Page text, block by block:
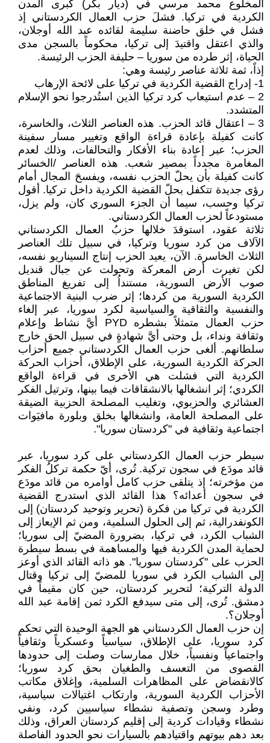
المخلوع محمد مرسي في (ديار بكر) كبرى المدن
الكردية في تركيا. فشلَ حزب العمال الكردستاني إذ
فشل في خلق حاضنة سليمة لقائده عبد الله أوجلان،
والذي اعتقل واقتيدَ إلى تركيا، محكوماً بالسجن مدى
الحياة، إثر طرده من سوريا – حليفة الحزب الرئيسة.
إذاً، ثمة ثلاثة عناصر رئيسة وهي:
1- إدراج القضية الكردية في تركيا على لائحة الإرهاب
2 – عدم استيعاب كرد تركيا الذين استُدرجوا نحو الإسلام
المتشدد.
3 – اعتقال قائد الحزب. هذه العناصر الثلاث، والخاسرة،
كانت كفيلة بإعادة قراءة الواقع وتغيير مسار سفينة
الحزب؛ عبر إعادة بناء الأفكار والتحالفات، وذلك لعدم
المغامرة مجدداً بمصير شعب. هذه العناصر /الخسائر
كانت كفيلة بأن يحلّ الحزب نفسه، ويفسحَ المجال أمام
رؤى جديدة تتكفل بحلّ القضية الكردية داخل تركيا. أقول
تركيا وحسب، سيما أن الجزء السوري كان، ولم يزل،
مستودعاً لحزب العمال الكردستاني.
ثلاثة عقود، استوقدَ خلالها حزبُ العمال الكردستاني
الآلاف من كرد سوريا وتركيا، في سبيل تلك العناصر
الثلاث الخاسرة. الآن، يعيد الحزب إنتاج السيناريو نفسه،
لكن تغيرت أرض المعركة وتحولت عن جبال قنديل
صوب الأرض السورية، مستنداُ إلى تفريغ المناطق
الكردية السورية من كردها؛ إثر ضرب البنية الاجتماعية
والنفسية والثقاقية والسياسية لكرد سوريا، عبر إلغاء
حزب العمال متمثلاً بشطره PYD أيَّ نشاط وإعلام
وثقافة ونداء، بل وحتى أيَّ شهادةٍ في سبيل الحق خارج
سلطانهم. ألغى حزب العمال الكردستاني جميع أحزاب
الحركة الكردية السورية، على الإطلاق، أحزاب الحركة
الكردية التي فشلت هي الأخرى في قراءة الواقع
الكردي؛ إثر انشغالها بالانشقاقات فيما بينها، وترتيل الفكر
العشائري والحزبوي، وتغليب المصلحة الحزبية الضيقة
على المصلحة العامة، وانشغالها بخلق وبلورة مافيَوات
اجتماعية وثقافية في "كردستان سوريا".
سيطر حزب العمال الكردستاني على كرد سوريا، عبر
قائد مودَع في سجون تركية. تُرى، أيّ حكمة تركلُ الفكر
من مؤخرته؛ إذ يتلقى حزب كامل أوامره من قائد مودَع
في سجون أعدائه؟ هذا القائد الذي استدرج القضية
الكردية في تركيا من فكرة (تحرير وتوحيد كردستان) إلى
الكونفدرالية، ثم إلى الحلول السلمية، ومن ثم الإيعاز إلى
الشباب الكرد، في تركيا، بضرورة المضيّ إلى سوريا؛
لحماية المدن الكردية فيها والمساهمة في بسط سيطرة
الحزب على "كردستان سوريا". هو ذاته القائد الذي أوعز
إلى الشباب الكرد في سوريا للمضيّ إلى تركيا وقتال
الدولة التركية؛ لتحرير كردستان، حين كان مقيماً في
دمشق. تُرى، إلى متى سيدفع الكرد ثمن إقامة عبد الله
أوجلان؟.
إن حزب العمال الكردستاني هو الجهة الوحيدة التي تحكم
كرد سوريا، على الإطلاق، سياسياً وعسكرياً وثقافياً
واجتماعياً ونفسياً، خلال ممارسات وصلت إلى حدودها
القصوى من التعسف والطغيان بحق كرد سوريا؛
كالانقضاض على المظاهرات السلمية، وإغلاق مكاتب
الأحزاب الكردية السورية، وارتكاب اغتيالات سياسية،
وطرد وسجن وتصفية نشطاء سياسيين كرد، ونفي
نشطاء وقيادات كردية إلى إقليم كردستان العراق، وذلك
بعد دهم بيوتهم واقتيادهم بالسيارات نحو الحدود الفاصلة